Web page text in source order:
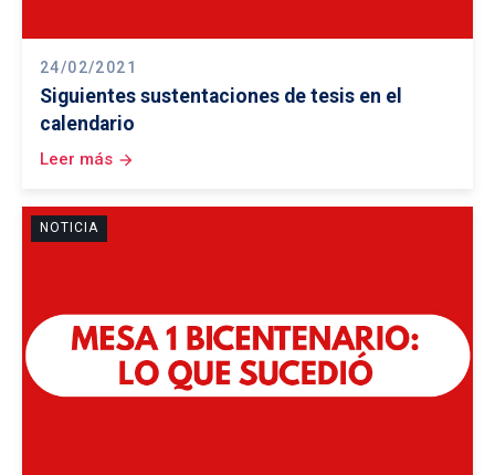
24/02/2021
Siguientes sustentaciones de tesis en el
calendario
Leer más arrow_forward
NOTICIA